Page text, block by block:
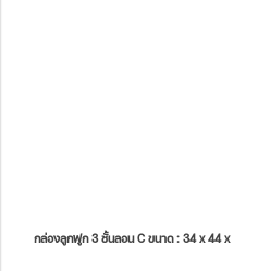
กล่องลูกฟูก 3 ชั้นลอน C ขนาด : 34 x 44 x